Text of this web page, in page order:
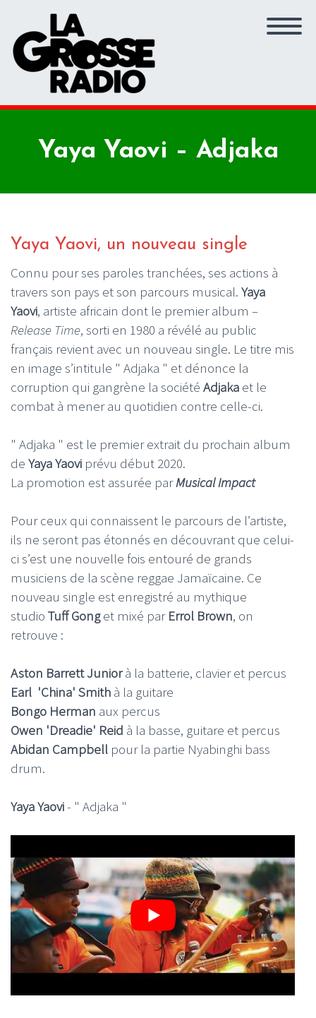
Yaya Yaovi – Adjaka
Yaya Yaovi, un nouveau single
Connu pour ses paroles tranchées, ses actions à
travers son pays et son parcours musical. Yaya
Yaovi, artiste africain dont le premier album –
Release Time, sorti en 1980 a révélé au public
français revient avec un nouveau single. Le titre mis
en image s’intitule " Adjaka " et dénonce la
corruption qui gangrène la société Adjaka et le
combat à mener au quotidien contre celle-ci.
" Adjaka " est le premier extrait du prochain album
de Yaya Yaovi prévu début 2020.
La promotion est assurée parMusical Impact
Pour ceux qui connaissent le parcours de l’artiste,
ils ne seront pas étonnés en découvrant que celui-
ci s’est une nouvelle fois entouré de grands
musiciens de la scène reggae Jamaïcaine. Ce
nouveau single est enregistré au mythique
studio Tuff Gonget mixé par Errol Brown, on
retrouve :
Aston Barrett Juniorà la batterie, clavier et percus
Earl 'China' Smith à la guitare
Bongo Herman aux percus
Owen 'Dreadie' Reid à la basse, guitare et percus
Abidan Campbell pour la partie Nyabinghi bass
drum.
Yaya Yaovi- " Adjaka "